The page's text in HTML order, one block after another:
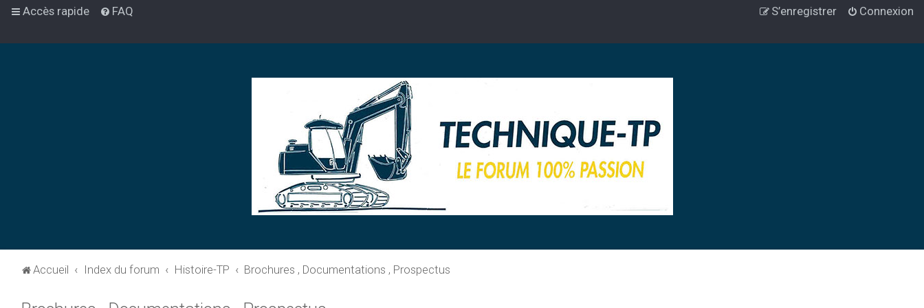
Accès rapide FAQ Connexion
S’enregistrer
Accueil Index du forum Histoire-TP Brochures , Documentations , Prospectus